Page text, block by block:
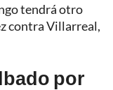
tendrá otro
contra Villarreal,
por